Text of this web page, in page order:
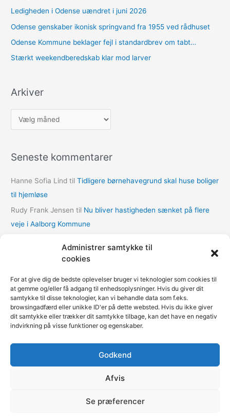
Administrer samtykke til
cookies
For at give dig de bedste oplevelser bruger vi teknologier som cookies til
at gemme og/eller få adgang til enhedsoplysninger. Hvis du giver dit
samtykke til disse teknologier, kan vi behandle data som f.eks.
browsingadfærd eller unikke ID'er på dette websted. Hvis du ikke giver
dit samtykke eller trækker dit samtykke tilbage, kan det have en negativ
indvirkning på visse funktioner og egenskaber.
Godkend
Afvis
Se præferencer
Ledigheden i Odense uændret i juni 2026
Odense genskaber ikonisk springvand fra 1955 ved rådhuset
Odense Kommune beklager fejl i standardbrev om tabt…
Stærkt weekendberedskab klar mod larver
Arkiver
r
i
e
r
Seneste kommentarer
Hanne Sofia Lind tilTidligere børnehavegrund skal huse boliger
til hjemløse
Rudy Frank Jensen til Nu bliver hastigheden sænket på flere
veje i Aalborg Kommune
udbygningsaftaler
Mariann Wie SvensontilSocialforvaltningen åbner COVID-
nødovernatning til hjemløse i Multihallen på Amager
Fokus på kommunerne | Copyright © 2020-2026
Webbureau.dk
Restauranter
Restaurants in Denmark